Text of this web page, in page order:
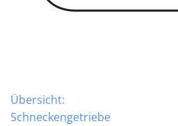
Übersicht:
Schneckengetriebe